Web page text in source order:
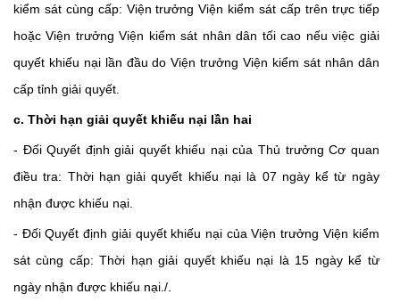
kiểm sát cùng cấp: Viện trưởng Viện kiểm sát cấp trên trực tiếp
hoặc Viện trưởng Viện kiểm sát nhân dân tối cao nếu việc giải
quyết khiếu nại lần đầu do Viện trưởng Viện kiểm sát nhân dân
cấp tỉnh giải quyết.
c. Thời hạn giải quyết khiếu nại lần hai
- Đối Quyết định giải quyết khiếu nại của Thủ trưởng Cơ quan
điều tra: Thời hạn giải quyết khiếu nại là 07 ngày kể từ ngày
nhận được khiếu nại.
- Đối Quyết định giải quyết khiếu nại của Viện trưởng Viện kiểm
sát cùng cấp: Thời hạn giải quyết khiếu nại là 15 ngày kể từ
ngày nhận được khiếu nại./.